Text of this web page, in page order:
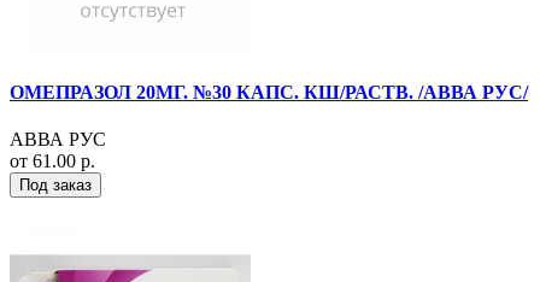
ОМЕПРАЗОЛ 20МГ. №30 КАПС. КШ/РАСТВ. /АВВА РУС/
АВВА РУС
от 61.00 р.
Под заказ